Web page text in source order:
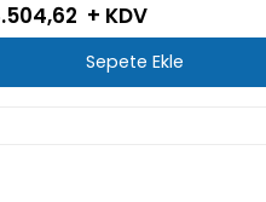
+ KDV
Sepete Ekle